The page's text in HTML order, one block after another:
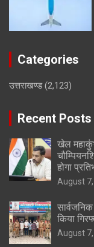
Categories
उत्तराखण्ड(2,123)
Recent Posts
खेल
होगा
August
किया
August